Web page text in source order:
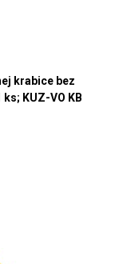
krabice bez
ks; KUZ-VO KB